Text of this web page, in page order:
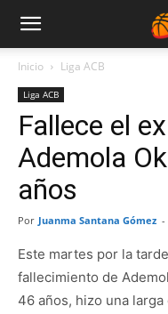
Inicio Liga ACB
Liga ACB
Fallece el
Ademola
años
Por Juanma Santana Gómez -
Este martes por la
fallecimiento de
46 años, hizo una